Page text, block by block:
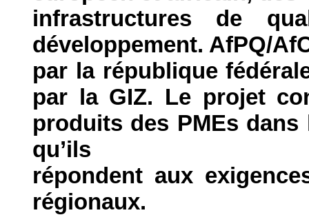
infrastructures de
développement. AfPQ/
par la république
par la GIZ. Le projet
produits des PMEs
qu’ils
répondent aux
régionaux.